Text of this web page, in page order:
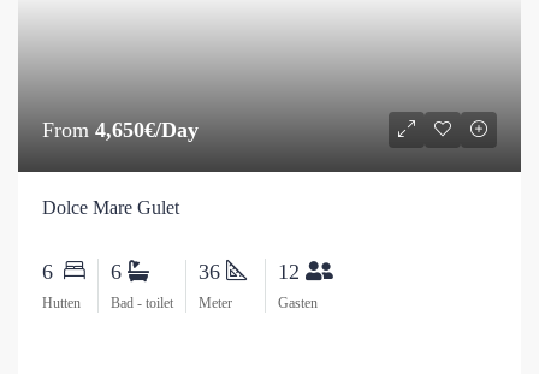
From 4,650€/Day
Dolce Mare Gulet
6
Hutten
6
Bad - toilet
36
Meter
12
Gasten